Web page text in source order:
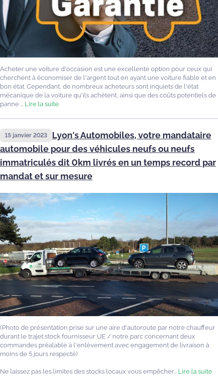
Acheter une voiture d'occasion est une excellente option pour ceux qui
cherchent à économiser de l'argent tout en ayant une voiture fiable et en
bon état. Cependant, de nombreux acheteurs sont inquiets de l'état
mécanique de la voiture qu'ils achètent, ainsi que des coûts potentiels de
panne ... Lire la suite
15 janvier 2023
Lyon's Automobiles, votre mandataire
automobile pour des véhicules neufs ou neufs
immatriculés dit 0km livrés en un temps record par
mandat et sur mesure
(Photo de présentation prise sur une aire d'autoroute par notre chauffeur
durant le trajet stock fournisseur UE / notre parc concernant deux
commandes préalable à l'enlèvement avec engagement de livraison à
moins de 5 jours respecté)
Ne laissez pas les limites des stocks locaux vous empêcher... Lire la suite